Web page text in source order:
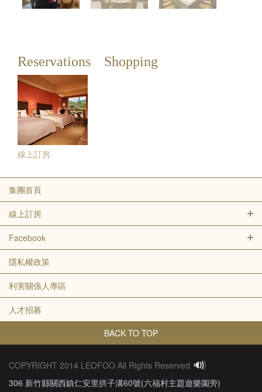
Reservations
線上訂房
Shopping
集團首頁
線上訂房
Facebook
隱私權政策
利害關係人專區
人才招募
BACK TO TOP
COPYRIGHT 2014 LEOFOO All Rights Reserved
306 新竹縣關西鎮仁安里拱子溝60號(六福村主題遊樂園旁)